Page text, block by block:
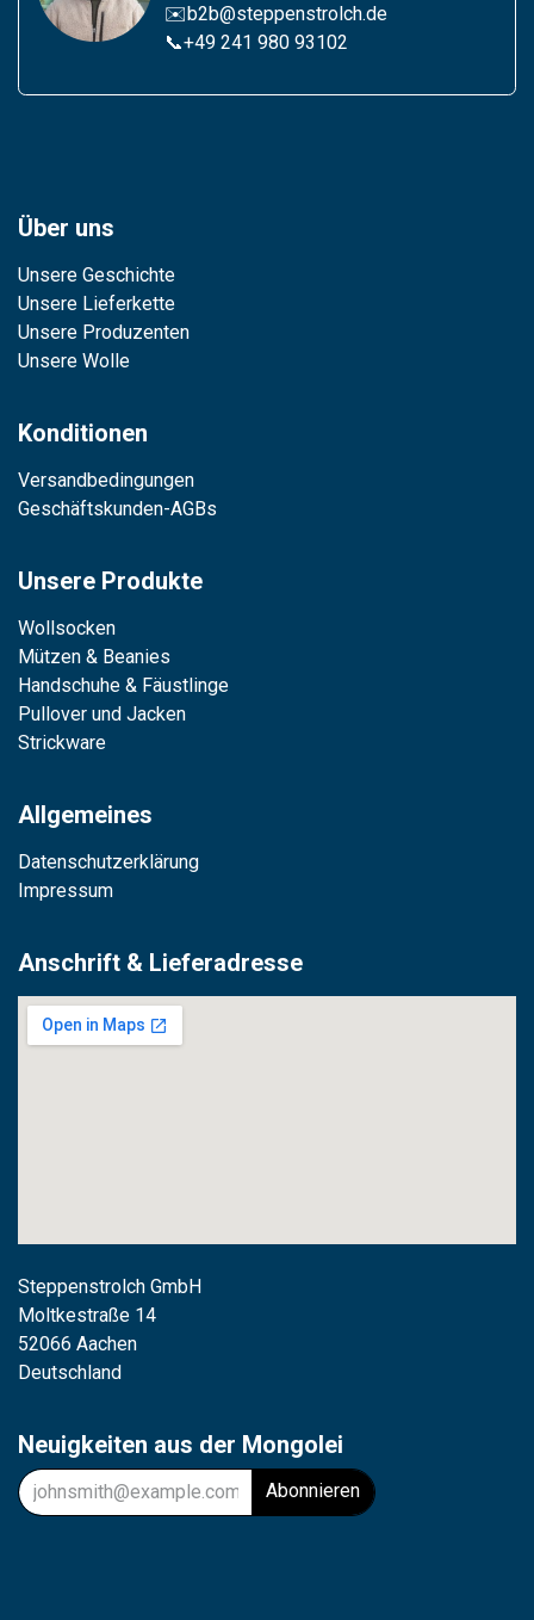
✉️b2b@steppenstrolch.de
📞+49 241 980 93102
Über uns
Unsere Geschichte
Unsere Lieferkette
Unsere Produzenten
Unsere Wolle
Konditionen
Versandbedingungen
Geschäftskunden-AGBs
Unsere Produkte
Wollsocken
Mützen & Beanies
Handschuhe & Fäustlinge
Pullover und Jacken
Strickware
Allgemeines
Datenschutzerklärung
Impressum
Anschrift & Lieferadresse
Steppenstrolch GmbH
Moltkestraße 14
52066 Aachen
Deutschland
Neuigkeiten aus der Mongolei
Abonnieren